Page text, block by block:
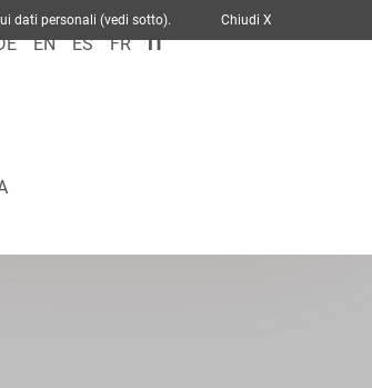
EN ES FR IT
sui dati personali (vedi sotto). Chiudi X